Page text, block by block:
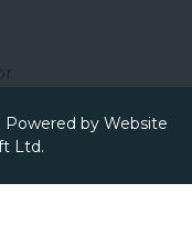
Powered by Website
Ltd.